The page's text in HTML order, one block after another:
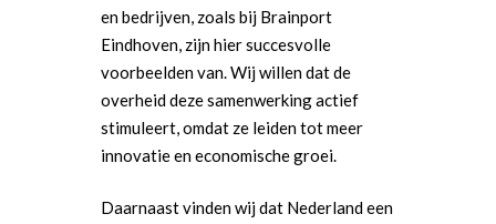
en bedrijven, zoals bij Brainport
Eindhoven, zijn hier succesvolle
voorbeelden van. Wij willen dat de
overheid deze samenwerking actief
stimuleert, omdat ze leiden tot meer
innovatie en economische groei.
Daarnaast vinden wij dat Nederland een